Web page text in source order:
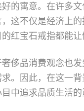
的寓意。在许多
这不仅是经济上
红宝石戒指都能让
侈品消费观念也
。因此，在这一
中追求品质生活的